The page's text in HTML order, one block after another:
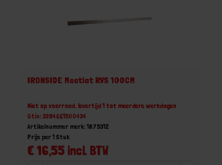
IRONSIDE Meetlat RVS 100CM
Niet op voorraad, levertijd 1 tot meerdere werkdagen
Gtin: 3394661500434
Artikelnummer merk: 1875312
€ 16,55 incl. BTW
Prijs per 1 Stuk